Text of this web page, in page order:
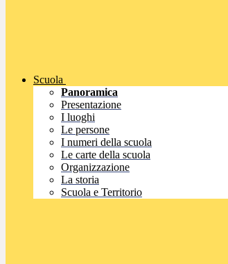
Scuola
Panoramica
Presentazione
I luoghi
Le persone
I numeri della scuola
Le carte della scuola
Organizzazione
La storia
Scuola e Territorio